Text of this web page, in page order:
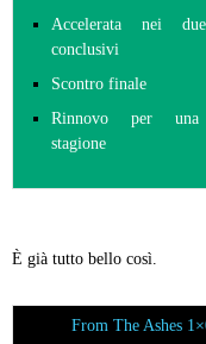
Accelerata nei
conclusivi
Scontro finale
Rinnovo per una
stagione
È già tutto bello così.
From The Ashes